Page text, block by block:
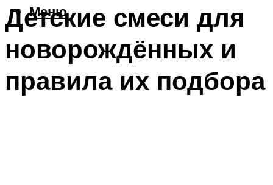
Меню
Детские смеси для
новорождённых и
правила их подбора